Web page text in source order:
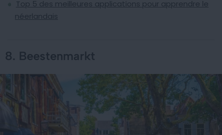
Top 5 des meilleures applications pour apprendre le
néerlandais
8. Beestenmarkt